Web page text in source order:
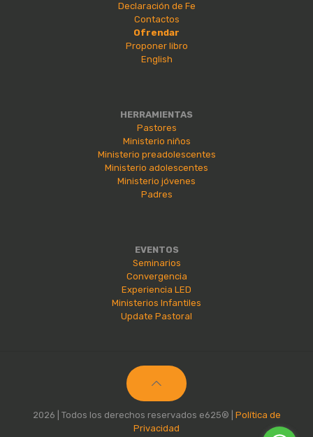
Declaración de Fe
Contactos
Ofrendar
Proponer libro
English
HERRAMIENTAS
Pastores
Ministerio niños
Ministerio preadolescentes
Ministerio adolescentes
Ministerio jóvenes
Padres
EVENTOS
Seminarios
Convergencia
Experiencia LED
Ministerios Infantiles
Update Pastoral
2026 | Todos los derechos reservados e625® | Política de
Privacidad